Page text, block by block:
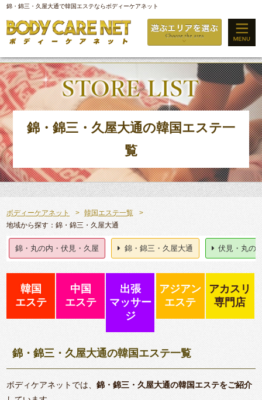
錦・錦三・久屋大通で韓国エステならボディーケアネット
錦・錦三・久屋大通の韓国エステ一
覧
ボディーケアネット
韓国エステ一覧
地域から探す：錦・錦三・久屋大通
錦・丸の内・伏見・久屋 錦・錦三・久屋大通 伏見・丸の
韓国
エステ
中国
エステ
出張
マッサー
ジ
アジアン
エステ
アカスリ
専門店
錦・錦三・久屋大通の韓国エステ一覧
ボディケアネットでは、錦・錦三・久屋大通の韓国エステをご紹介